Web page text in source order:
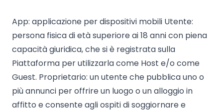
App: applicazione per dispositivi mobili Utente:
persona fisica di età superiore ai 18 anni con piena
capacità giuridica, che si è registrata sulla
Piattaforma per utilizzarla come Host e/o come
Guest. Proprietario: un utente che pubblica uno o
più annunci per offrire un luogo o un alloggio in
affitto e consente agli ospiti di soggiornare e